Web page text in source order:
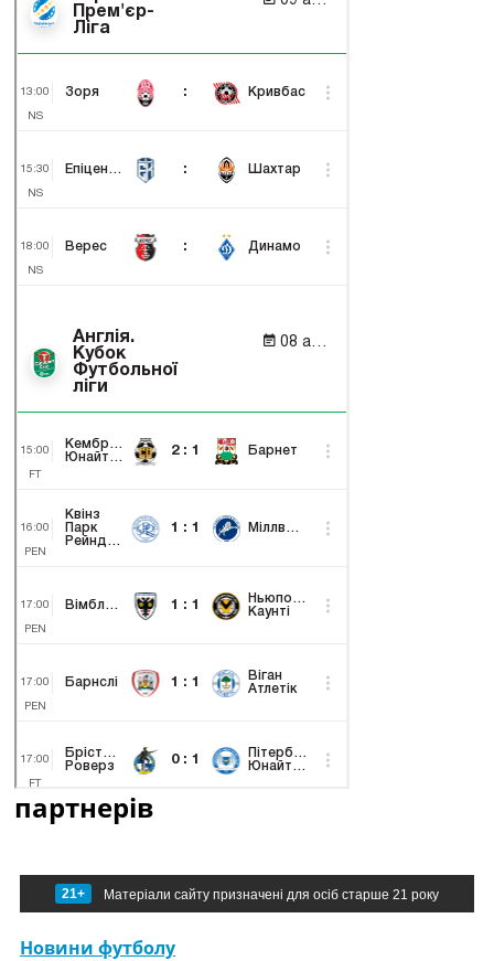
партнерів
21+ Матеріали сайту призначені для осіб старше 21 року
Новини футболу